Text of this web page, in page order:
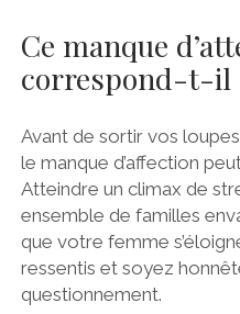
Ce manque
correspond-t-il
Avant de sortir vos
le manque d’affection
Atteindre un climax de
ensemble de familles
que votre femme
ressentis et soyez
questionnement.